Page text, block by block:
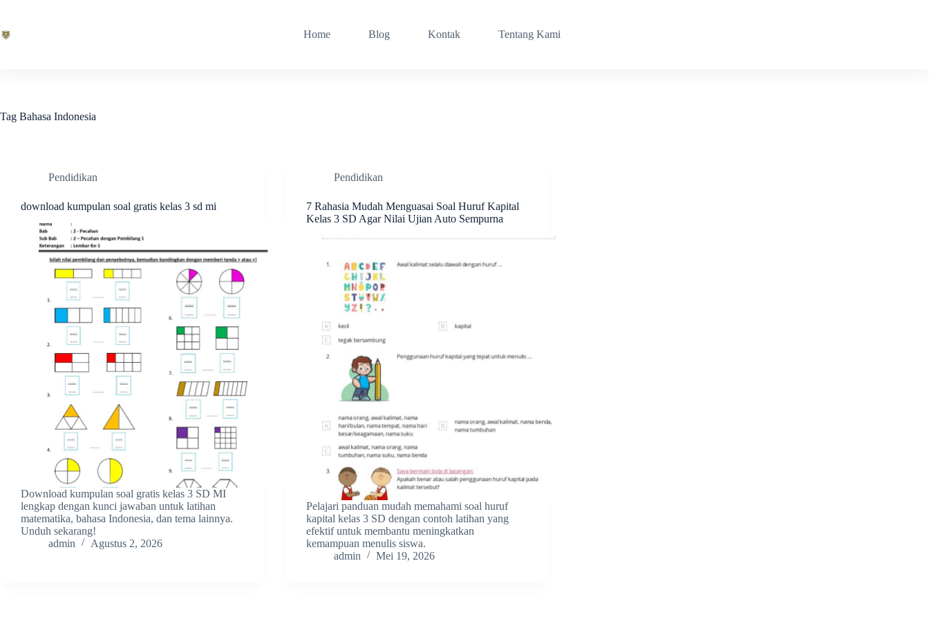
content
Home Blog Kontak Tentang Kami
Tag Bahasa Indonesia
Pendidikan
download kumpulan soal gratis kelas 3 sd mi
Download kumpulan soal gratis kelas 3 SD MI
lengkap dengan kunci jawaban untuk latihan
matematika, bahasa Indonesia, dan tema lainnya.
Unduh sekarang!
admin
Agustus 2, 2026
Pendidikan
7 Rahasia Mudah Menguasai Soal Huruf Kapital
Kelas 3 SD Agar Nilai Ujian Auto Sempurna
Pelajari panduan mudah memahami soal huruf
kapital kelas 3 SD dengan contoh latihan yang
efektif untuk membantu meningkatkan
kemampuan menulis siswa.
admin
Mei 19, 2026